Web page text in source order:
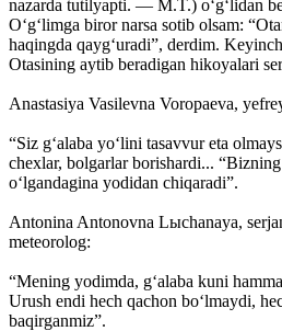
nazarda tutilyapti. — M.T.) o‘g‘lidan
O‘g‘limga biror narsa sotib olsam:
haqingda qayg‘uradi”, derdim.
Otasining aytib beradigan hikoyalari
Anastasiya Vasilevna Voropaeva,
“Siz g‘alaba yo‘lini tasavvur eta
chexlar, bolgarlar borishardi...
o‘lgandagina yodidan chiqaradi”.
Antonina Antonovna Lыchanaya,
meteorolog:
“Mening yodimda, g‘alaba kuni
Urush endi hech qachon bo‘lmaydi,
baqirganmiz”.